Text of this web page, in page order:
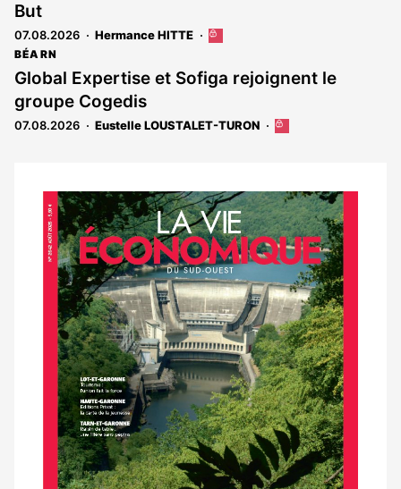
But
07.08.2026 Hermance HITTE
Cet
réservé
abonnés
BÉARN
Global Expertise et Sofiga rejoignent le
groupe Cogedis
07.08.2026 Eustelle LOUSTALET-TURON
Cet
aux
abonnés
Notre
dernier
magazine